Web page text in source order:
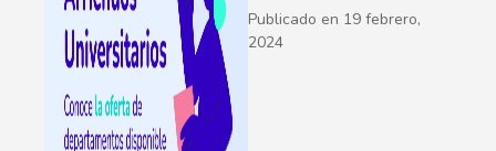
Publicado en 19 febrero,
2024